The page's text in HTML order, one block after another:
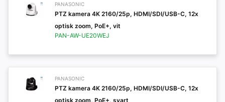
PANASONIC
PTZ kamera 4K 2160/25p, HDMI/SDI/USB-C, 12x
optisk zoom, PoE+, vit
PAN-AW-UE20WEJ
PANASONIC
PTZ kamera 4K 2160/25p, HDMI/SDI/USB-C, 12x
optisk zoom, PoE+, svart